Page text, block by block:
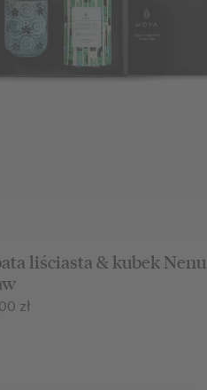
liściasta & kubek Nenu
zł